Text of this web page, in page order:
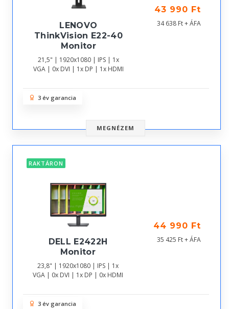
LENOVO
ThinkVision E22-40
Monitor
21,5" | 1920x1080 | IPS | 1x
VGA | 0x DVI | 1x DP | 1x HDMI
43 990 Ft
34 638 Ft + ÁFA
3 év garancia
MEGNÉZEM
RAKTÁRON
DELL E2422H
Monitor
23,8" | 1920x1080 | IPS | 1x
VGA | 0x DVI | 1x DP | 0x HDMI
44 990 Ft
35 425 Ft + ÁFA
3 év garancia